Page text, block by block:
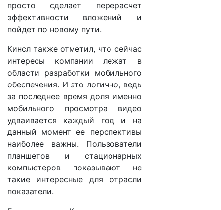
просто сделает перерасчет
эффективности вложений и
пойдет по новому пути.
Кинсл также отметил, что сейчас
интересы компании лежат в
области разработки мобильного
обеспечения. И это логично, ведь
за последнее время доля именно
мобильного просмотра видео
удваивается каждый год и на
данный момент ее перспективы
наиболее важны. Пользователи
планшетов и стационарных
компьютеров показывают не
такие интересные для отрасли
показатели.